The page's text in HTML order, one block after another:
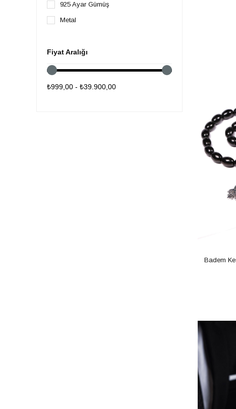
925 Ayar Gümüş
Metal
Fiyat Aralığı
₺999,00 - ₺39.900,00
Badem